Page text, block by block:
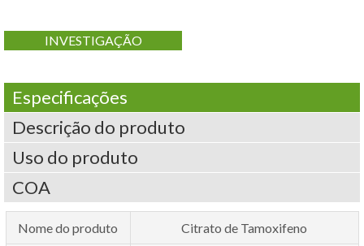
INVESTIGAÇÃO
Especificações
Descrição do produto
Uso do produto
COA
Nome do produto Citrato de Tamoxifeno